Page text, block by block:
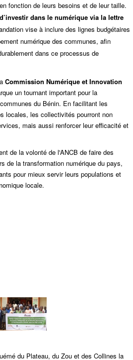
fonction de leurs besoins et de leur taille.
dans le numérique via la lettre
vise à inclure des lignes budgétaires
numérique des communes, afin
dans ce processus de
Commission Numérique et Innovation
un tournant important pour la
du Bénin. En facilitant les
locales, les collectivités pourront non
mais aussi renforcer leur efficacité et
de la volonté de l'ANCB de faire des
de la transformation numérique du pays,
pour mieux servir leurs populations et
locale.
du Plateau, du Zou et des Collines la